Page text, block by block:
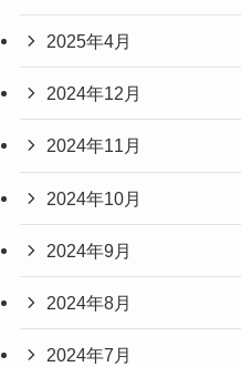
2025年4月
2024年12月
2024年11月
2024年10月
2024年9月
2024年8月
2024年7月